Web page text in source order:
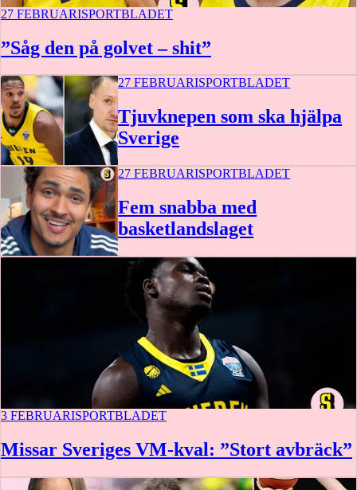
27 FEBRUARISPORTBLADET
”Såg den på golvet – shit”
27 FEBRUARISPORTBLADET
Tjuvknepen som ska hjälpa
Sverige
27 FEBRUARISPORTBLADET
Fem snabba med
basketlandslaget
3 FEBRUARISPORTBLADET
Missar Sveriges VM-kval: ”Stort avbräck”